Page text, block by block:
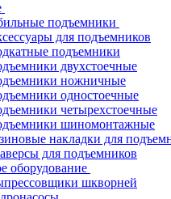
подъемники
для подъемников
подъемники
двухстоечные
ножничные
одностоечные
четырехстоечные
шиномонтажные
накладки для
для подъемников
оборудование
шкворней